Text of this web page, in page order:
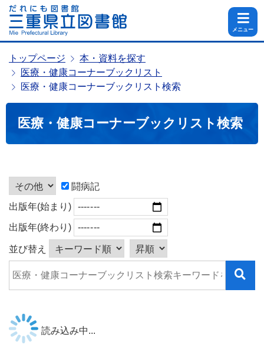
メニュー
トップページ
本・資料を探す
医療・健康コーナーブックリスト
医療・健康コーナーブックリスト検索
医療・健康コーナーブックリスト検索
闘病記
出版年(始まり)
出版年(終わり)
並び替え
読み込み中...